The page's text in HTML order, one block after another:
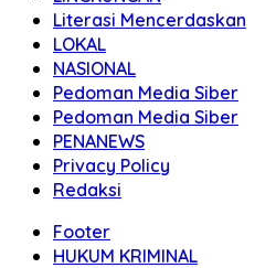
Literasi Mencerdaskan
LOKAL
NASIONAL
Pedoman Media Siber
Pedoman Media Siber
PENANEWS
Privacy Policy
Redaksi
Footer
HUKUM KRIMINAL